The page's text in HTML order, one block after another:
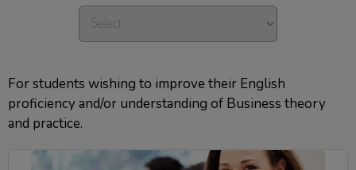
For students wishing to improve their English
proficiency and/or understanding of Business theory
and practice.